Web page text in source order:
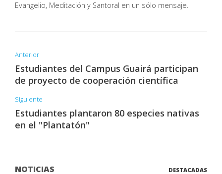
Evangelio, Meditación y Santoral en un sólo mensaje.
Anterior
Estudiantes del Campus Guairá participan
de proyecto de cooperación científica
Siguiente
Estudiantes plantaron 80 especies nativas
en el "Plantatón"
NOTICIAS DESTACADAS